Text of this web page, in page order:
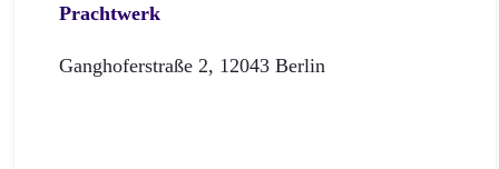
Prachtwerk
Ganghoferstraße 2, 12043 Berlin